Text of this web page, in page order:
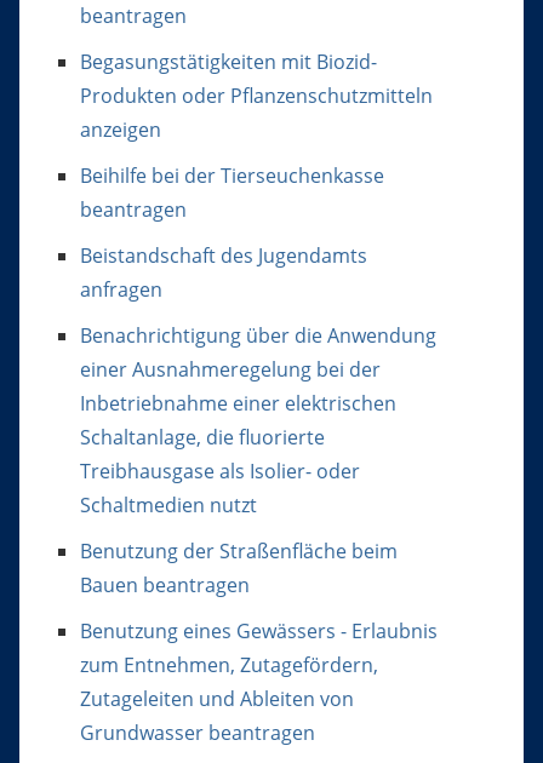
beantragen
Begasungstätigkeiten mit Biozid-
Produkten oder Pflanzenschutzmitteln
anzeigen
Beihilfe bei der Tierseuchenkasse
beantragen
Beistandschaft des Jugendamts
anfragen
Benachrichtigung über die Anwendung
einer Ausnahmeregelung bei der
Inbetriebnahme einer elektrischen
Schaltanlage, die fluorierte
Treibhausgase als Isolier- oder
Schaltmedien nutzt
Benutzung der Straßenfläche beim
Bauen beantragen
Benutzung eines Gewässers - Erlaubnis
zum Entnehmen, Zutagefördern,
Zutageleiten und Ableiten von
Grundwasser beantragen